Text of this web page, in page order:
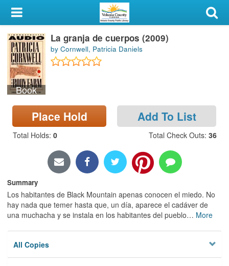
My Account
Library Card
Sign In
Search
Locations & Hours
Privacy
Book
La granja de cuerpos (2009)
by Cornwell, Patricia Daniels
Place Hold Add To List
Total Holds: 0 Total Check Outs: 36
Summary
Los habitantes de Black Mountain apenas conocen el miedo. No
hay nada que temer hasta que, un día, aparece el cadáver de
una muchacha y se instala en los habitantes del pueblo… More
All Copies